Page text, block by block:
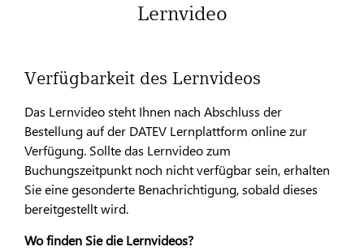
Lernvideo
Verfügbarkeit des Lernvideos
Das Lernvideo steht Ihnen nach Abschluss der
Bestellung auf der DATEV Lernplattform online zur
Verfügung. Sollte das Lernvideo zum
Buchungszeitpunkt noch nicht verfügbar sein, erhalten
Sie eine gesonderte Benachrichtigung, sobald dieses
bereitgestellt wird.
Wo finden Sie die Lernvideos?